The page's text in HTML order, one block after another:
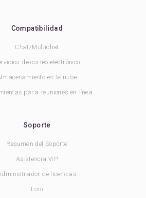
Compatibilidad
Chat/Multichat
de correo electrónico
en la nube
para reuniones en línea
Soporte
Resumen del Soporte
Asistencia VIP
de licencias
Foro